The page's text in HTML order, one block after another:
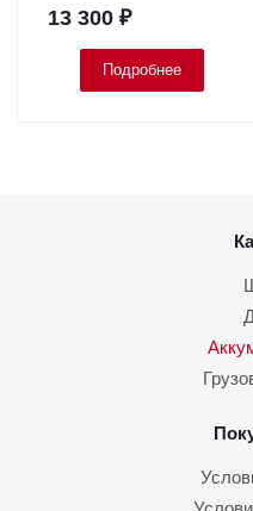
13 300 ₽
Подробнее